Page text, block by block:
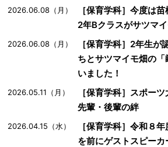
2026.06.08（月）
［保育学科］今度は
2年Bクラスがサツマ
2026.06.08（月）
［保育学科］2年生が
ちとサツマイモ畑の
いました！
2026.05.11（月）
［保育学科］スポー
先輩・後輩の絆
2026.04.15（水）
［保育学科］令和８
を前にゲストスピー